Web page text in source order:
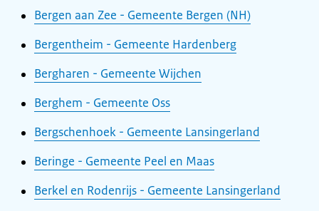
Bergen aan Zee - Gemeente Bergen (NH)
Bergentheim - Gemeente Hardenberg
Bergharen - Gemeente Wijchen
Berghem - Gemeente Oss
Bergschenhoek - Gemeente Lansingerland
Beringe - Gemeente Peel en Maas
Berkel en Rodenrijs - Gemeente Lansingerland